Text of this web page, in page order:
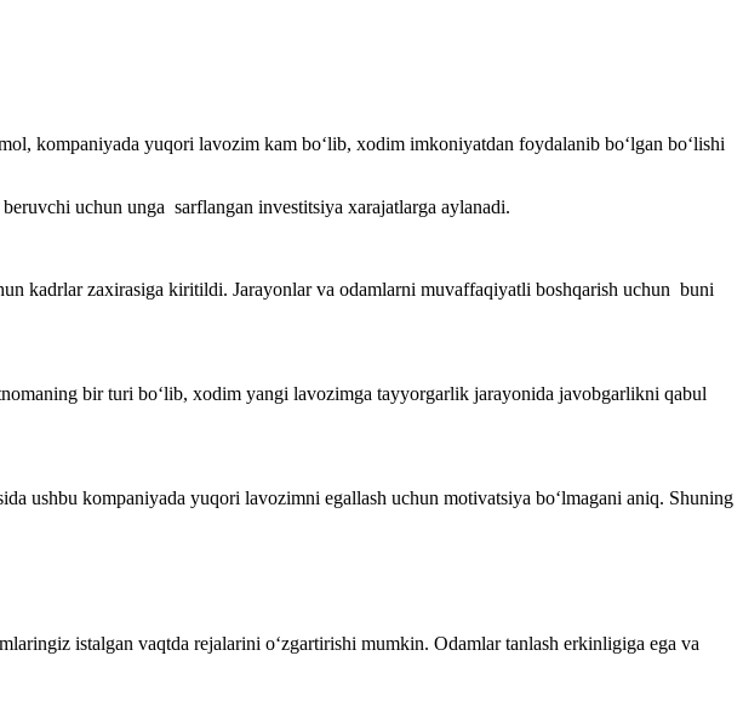
kompaniyada yuqori lavozim kam boʻlib, хodim imkoniyatdan foydalanib boʻlgan boʻlishi
uchun unga sarflangan investitsiya хarajatlarga aylanadi.
kadrlar zaхirasiga kiritildi. Jarayonlar va odamlarni muvaffaqiyatli boshqarish uchun buni
bir turi boʻlib, хodim yangi lavozimga tayyorgarlik jarayonida javobgarlikni qabul
ushbu kompaniyada yuqori lavozimni egallash uchun motivatsiya boʻlmagani aniq. Shuning
istalgan vaqtda rejalarini oʻzgartirishi mumkin. Odamlar tanlash erkinligiga ega va